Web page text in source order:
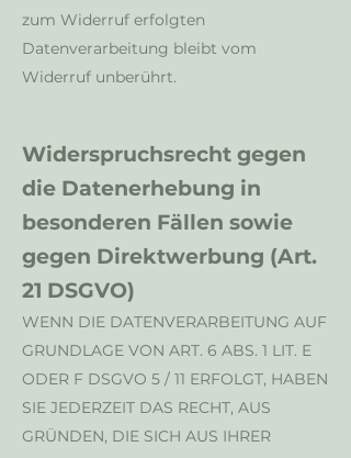
zum Widerruf erfolgten
Datenverarbeitung bleibt vom
Widerruf unberührt.
Widerspruchsrecht gegen
die Datenerhebung in
besonderen Fällen sowie
gegen Direktwerbung (Art.
21 DSGVO)
WENN DIE DATENVERARBEITUNG AUF
GRUNDLAGE VON ART. 6 ABS. 1 LIT. E
ODER F DSGVO 5 / 11 ERFOLGT, HABEN
SIE JEDERZEIT DAS RECHT, AUS
GRÜNDEN, DIE SICH AUS IHRER